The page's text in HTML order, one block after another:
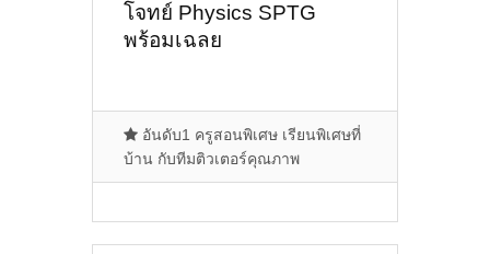
โจทย์ Physics SPTG
พร้อมเฉลย
อันดับ1 ครูสอนพิเศษ เรียนพิเศษที่
บ้าน กับทีมติวเตอร์คุณภาพ